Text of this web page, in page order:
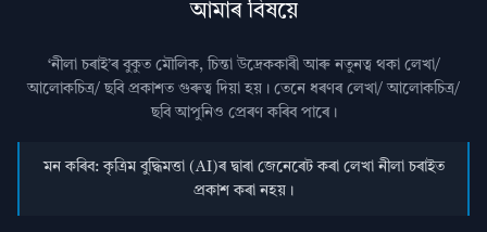
আমাৰ বিষয়ে
‘নীলা চৰাই’ৰ বুকুত মৌলিক, চিন্তা উদ্রেককাৰী আৰু নতুনত্ব থকা লেখা/
আলোকচিত্ৰ/ ছবি প্রকাশত গুৰুত্ব দিয়া হয়। তেনে ধৰণৰ লেখা/ আলোকচিত্ৰ/
ছবি আপুনিও প্রেৰণ কৰিব পাৰে।
মন কৰিব: কৃত্ৰিম বুদ্ধিমত্তা (AI)ৰ দ্বাৰা জেনেৰেট কৰা লেখা নীলা চৰাইত
প্ৰকাশ কৰা নহয়।